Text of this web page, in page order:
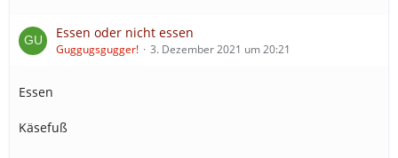
Essen oder nicht essen
Guggugsgugger! 3. Dezember 2021 um 20:21
Essen
Käsefuß